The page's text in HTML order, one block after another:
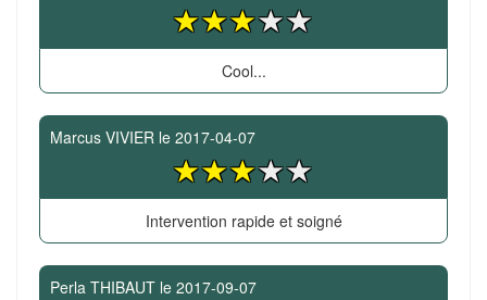
Cool...
Marcus VIVIER le 2017-04-07
Intervention rapide et soigné
Perla THIBAUT le 2017-09-07